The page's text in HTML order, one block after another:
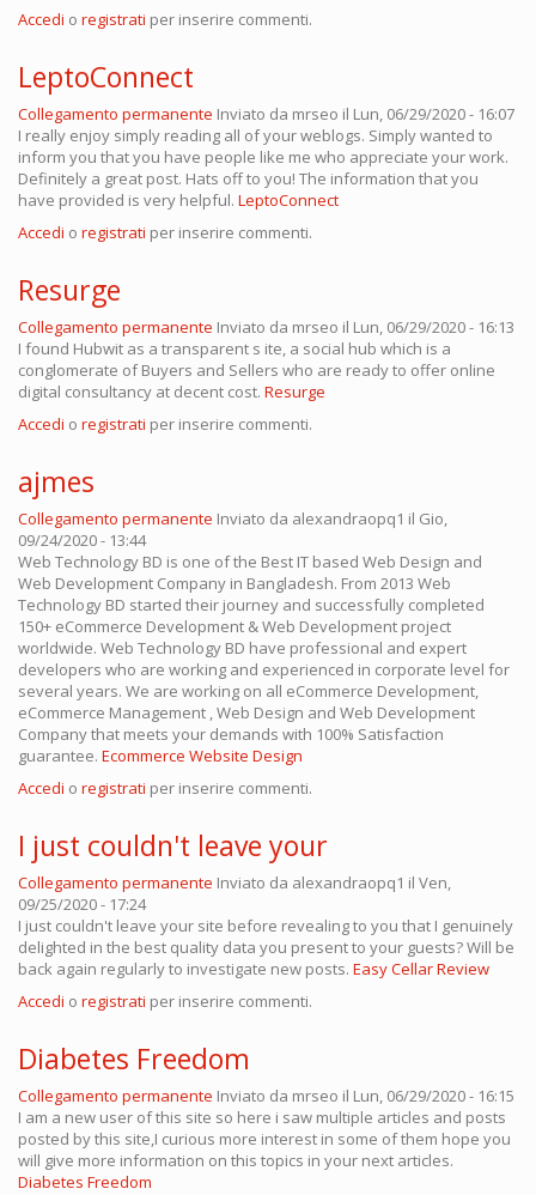
Accedi o registrati per inserire commenti.
LeptoConnect
Collegamento permanente Inviato da mrseo il Lun, 06/29/2020 - 16:07
I really enjoy simply reading all of your weblogs. Simply wanted to
inform you that you have people like me who appreciate your work.
Definitely a great post. Hats off to you! The information that you
have provided is very helpful. LeptoConnect
Accedi o registrati per inserire commenti.
Resurge
Collegamento permanente Inviato da mrseo il Lun, 06/29/2020 - 16:13
I found Hubwit as a transparent s ite, a social hub which is a
conglomerate of Buyers and Sellers who are ready to offer online
digital consultancy at decent cost. Resurge
Accedi o registrati per inserire commenti.
ajmes
Collegamento permanente Inviato da alexandraopq1 il Gio,
09/24/2020 - 13:44
Web Technology BD is one of the Best IT based Web Design and
Web Development Company in Bangladesh. From 2013 Web
Technology BD started their journey and successfully completed
150+ eCommerce Development & Web Development project
worldwide. Web Technology BD have professional and expert
developers who are working and experienced in corporate level for
several years. We are working on all eCommerce Development,
eCommerce Management , Web Design and Web Development
Company that meets your demands with 100% Satisfaction
guarantee. Ecommerce Website Design
Accedi o registrati per inserire commenti.
I just couldn't leave your
Collegamento permanente Inviato da alexandraopq1 il Ven,
09/25/2020 - 17:24
I just couldn't leave your site before revealing to you that I genuinely
delighted in the best quality data you present to your guests? Will be
back again regularly to investigate new posts. Easy Cellar Review
Accedi o registrati per inserire commenti.
Diabetes Freedom
Collegamento permanente Inviato da mrseo il Lun, 06/29/2020 - 16:15
I am a new user of this site so here i saw multiple articles and posts
posted by this site,I curious more interest in some of them hope you
will give more information on this topics in your next articles.
Diabetes Freedom